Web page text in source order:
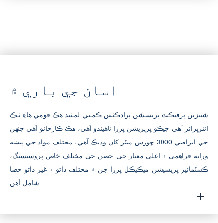
اسان جي باري ۾
شينزين پرفيڪٽ پريسيشن پراڊڪٽس ڪمپني لميٽيڊ هڪ قومي هاءِ ٽيڪ
انٽرپرائز آهي جيڪو پريزيشن پرزا ٺاهيندو آهي، هڪ ڪارخانو آهي جنهن
جي ايراضي 3000 چورس ميٽر کان وڌيڪ آهي، مختلف مواد جي پيشه
ورانه فراهمي ۽ اعليٰ معيار جي حصن جي مختلف خاص پروسيسنگ،
ڪسٽمائيز پريسيشن ميڪيڪل پرزا جن ۾ مختلف ڌاتو ۽ غير ڌاتو حصا